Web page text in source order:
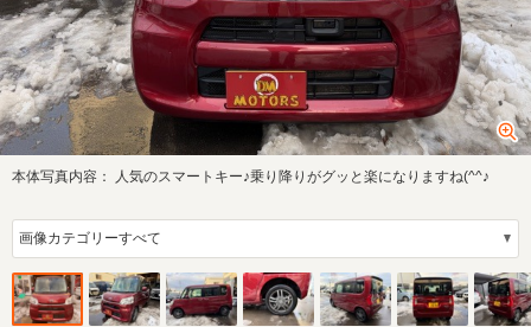
本体写真内容： 人気のスマートキー♪乗り降りがグッと楽になりますね(^^♪